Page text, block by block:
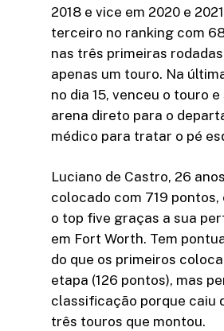
2018 e vice em 2020 e
terceiro no ranking com
nas três primeiras
apenas um touro. Na
no dia 15, venceu o touro e
arena direto para o
médico para tratar o pé
Luciano de Castro, 26
colocado com 719
o top five graças a sua
em Fort Worth. Tem
do que os primeiros
etapa (126 pontos), mas
classificação porque caiu
três touros que montou.